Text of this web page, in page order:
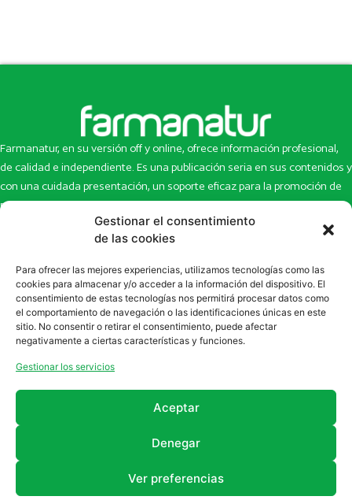
Gestionar el consentimiento
de las cookies
Para ofrecer las mejores experiencias, utilizamos tecnologías como las
cookies para almacenar y/o acceder a la información del dispositivo. El
consentimiento de estas tecnologías nos permitirá procesar datos como
el comportamiento de navegación o las identificaciones únicas en este
sitio. No consentir o retirar el consentimiento, puede afectar
negativamente a ciertas características y funciones.
Gestionar los servicios
Aceptar
Denegar
Ver preferencias
Farmanatur, en su versión off y online, ofrece información profesional,
de calidad e independiente. Es una publicación seria en sus contenidos y
con una cuidada presentación, un soporte eficaz para la promoción de
productos y novedades.
Inicio
Newsletter
Eco Multimedia
Contacto
Artículos
Escaparate
Enlaces de interés
SUSCRÍBETE A NUESTRO NEWSLETTER
la sección deNewsletter
Revista Farmanatur